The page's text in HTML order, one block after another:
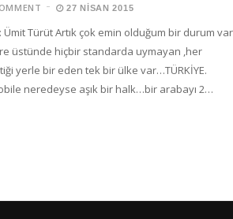
27 NISAN 2015
Ümit Türüt Artık çok emin olduğum bir durum
üstünde hiçbir standarda uymayan ,her
yerle bir eden tek bir ülke var…TÜRKİYE.
neredeyse aşık bir halk…bir arabayı 2…